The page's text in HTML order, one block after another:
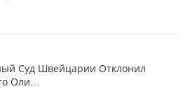
Суд Швейцарии Отклонил
Оли…